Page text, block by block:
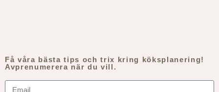
Få våra bästa tips och trix kring köksplanering!
Avprenumerera när du vill.